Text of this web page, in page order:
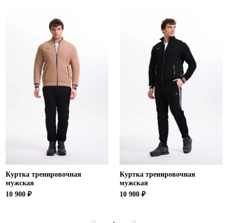
Куртка тренировочная
мужская
10 900 ₽
Куртка тренировочная
мужская
10 900 ₽